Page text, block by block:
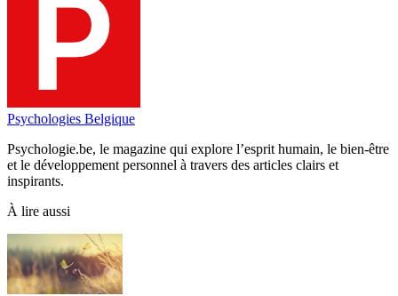
Psychologies Belgique
Psychologie.be, le magazine qui explore l’esprit humain, le bien-être
et le développement personnel à travers des articles clairs et
inspirants.
À lire aussi